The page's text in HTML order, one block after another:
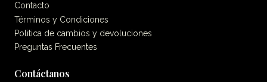
Contacto
Términos y Condiciones
Politica de cambios y devoluciones
Preguntas Frecuentes
Contáctanos